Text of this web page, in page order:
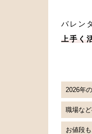
バレン
上手く
2026年
職場な
お値段